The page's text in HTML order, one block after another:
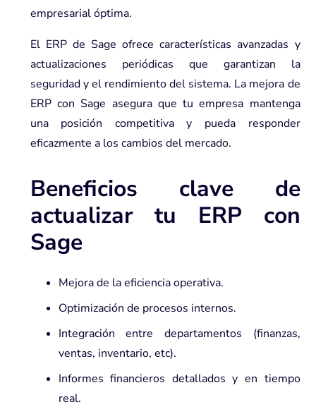
empresarial óptima.
El ERP de Sage ofrece características avanzadas y
actualizaciones periódicas que garantizan la
seguridad y el rendimiento del sistema. La mejora de
ERP con Sage asegura que tu empresa mantenga
una posición competitiva y pueda responder
eficazmente a los cambios del mercado.
Beneficios clave de
actualizar tu ERP con
Sage
Mejora de la eficiencia operativa.
Optimización de procesos internos.
Integración entre departamentos (finanzas,
ventas, inventario, etc).
Informes financieros detallados y en tiempo
real.